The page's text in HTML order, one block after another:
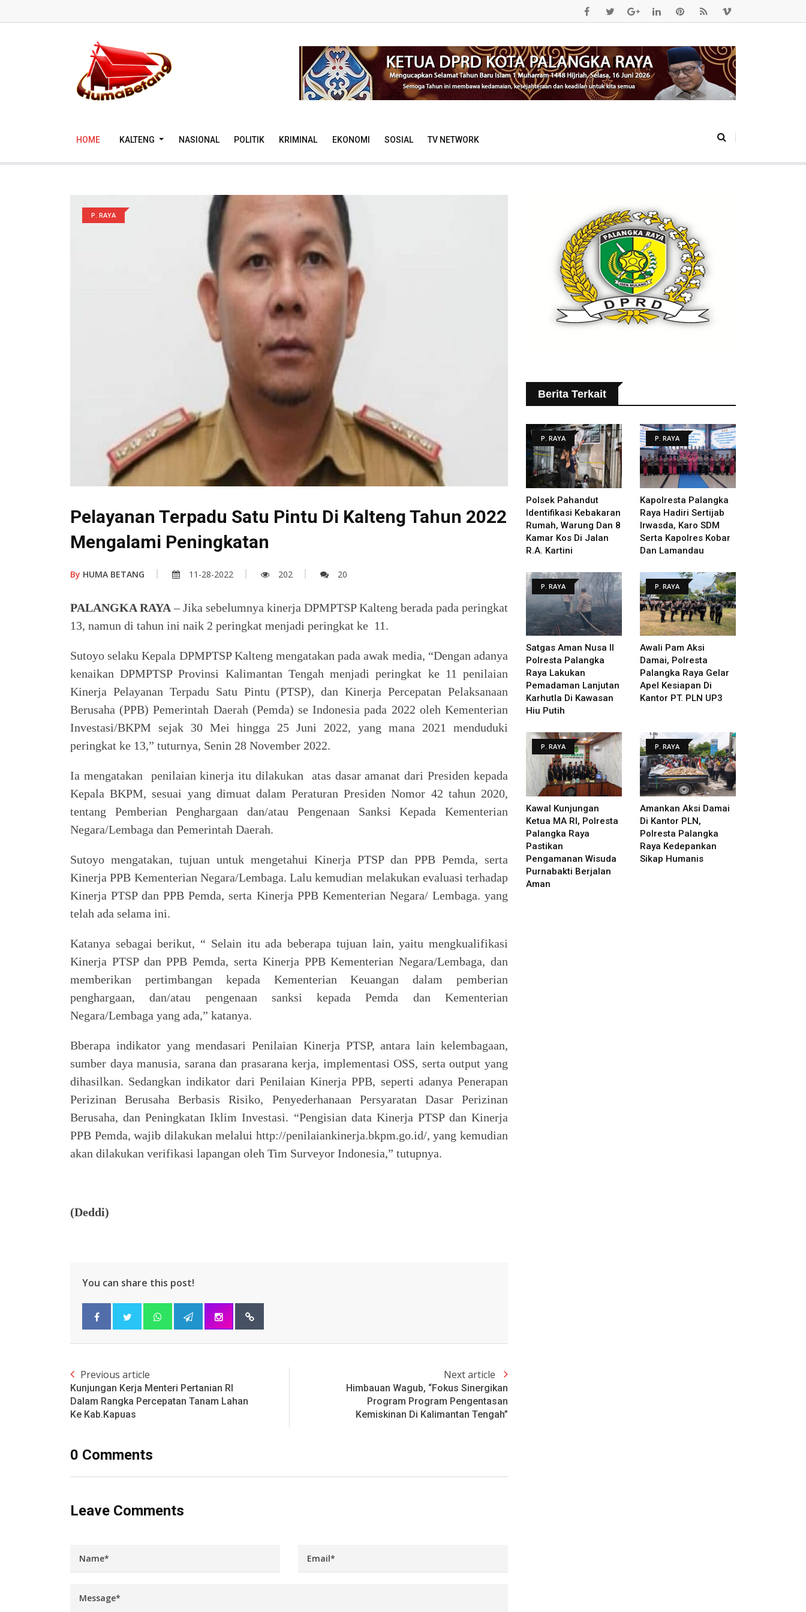
HOME KALTENG NASIONAL POLITIK KRIMINAL EKONOMI SOSIAL TV NETWORK
P. RAYA
Pelayanan Terpadu Satu Pintu Di Kalteng Tahun 2022
Mengalami Peningkatan
By HUMA BETANG 11-28-2022 202 20
PALANGKA RAYA – Jika sebelumnya kinerja DPMPTSP Kalteng berada pada peringkat
13, namun di tahun ini naik 2 peringkat menjadi peringkat ke 11.
Sutoyo selaku Kepala DPMPTSP Kalteng mengatakan pada awak media, “Dengan adanya
kenaikan DPMPTSP Provinsi Kalimantan Tengah menjadi peringkat ke 11 penilaian
Kinerja Pelayanan Terpadu Satu Pintu (PTSP), dan Kinerja Percepatan Pelaksanaan
Berusaha (PPB) Pemerintah Daerah (Pemda) se Indonesia pada 2022 oleh Kementerian
Investasi/BKPM sejak 30 Mei hingga 25 Juni 2022, yang mana 2021 menduduki
peringkat ke 13,” tuturnya, Senin 28 November 2022.
Ia mengatakan penilaian kinerja itu dilakukan atas dasar amanat dari Presiden kepada
Kepala BKPM, sesuai yang dimuat dalam Peraturan Presiden Nomor 42 tahun 2020,
tentang Pemberian Penghargaan dan/atau Pengenaan Sanksi Kepada Kementerian
Negara/Lembaga dan Pemerintah Daerah.
Sutoyo mengatakan, tujuan untuk mengetahui Kinerja PTSP dan PPB Pemda, serta
Kinerja PPB Kementerian Negara/Lembaga. Lalu kemudian melakukan evaluasi terhadap
Kinerja PTSP dan PPB Pemda, serta Kinerja PPB Kementerian Negara/ Lembaga. yang
telah ada selama ini.
Katanya sebagai berikut, “ Selain itu ada beberapa tujuan lain, yaitu mengkualifikasi
Kinerja PTSP dan PPB Pemda, serta Kinerja PPB Kementerian Negara/Lembaga, dan
memberikan pertimbangan kepada Kementerian Keuangan dalam pemberian
penghargaan, dan/atau pengenaan sanksi kepada Pemda dan Kementerian
Negara/Lembaga yang ada,” katanya.
Bberapa indikator yang mendasari Penilaian Kinerja PTSP, antara lain kelembagaan,
sumber daya manusia, sarana dan prasarana kerja, implementasi OSS, serta output yang
dihasilkan. Sedangkan indikator dari Penilaian Kinerja PPB, seperti adanya Penerapan
Perizinan Berusaha Berbasis Risiko, Penyederhanaan Persyaratan Dasar Perizinan
Berusaha, dan Peningkatan Iklim Investasi. “Pengisian data Kinerja PTSP dan Kinerja
PPB Pemda, wajib dilakukan melalui http://penilaiankinerja.bkpm.go.id/, yang kemudian
akan dilakukan verifikasi lapangan oleh Tim Surveyor Indonesia,” tutupnya.
(Deddi)
You can share this post!
Previous article
Kunjungan Kerja Menteri Pertanian RI
Dalam Rangka Percepatan Tanam Lahan
Ke Kab.Kapuas
Next article
Himbauan Wagub, “Fokus Sinergikan
Program Program Pengentasan
Kemiskinan Di Kalimantan Tengah”
0 Comments
Leave Comments
Berita Terkait
P. RAYA
Polsek Pahandut
Identifikasi Kebakaran
Rumah, Warung Dan 8
Kamar Kos Di Jalan
R.A. Kartini
P. RAYA
Kapolresta Palangka
Raya Hadiri Sertijab
Irwasda, Karo SDM
Serta Kapolres Kobar
Dan Lamandau
P. RAYA
Satgas Aman Nusa II
Polresta Palangka
Raya Lakukan
Pemadaman Lanjutan
Karhutla Di Kawasan
Hiu Putih
P. RAYA
Awali Pam Aksi
Damai, Polresta
Palangka Raya Gelar
Apel Kesiapan Di
Kantor PT. PLN UP3
P. RAYA
Kawal Kunjungan
Ketua MA RI, Polresta
Palangka Raya
Pastikan
Pengamanan Wisuda
Purnabakti Berjalan
Aman
P. RAYA
Amankan Aksi Damai
Di Kantor PLN,
Polresta Palangka
Raya Kedepankan
Sikap Humanis